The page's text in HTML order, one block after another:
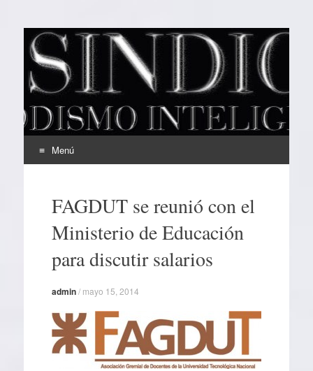
EL SINDICAL
Periodismo Inteligente
Menú
contenidoFAGDUT se reunió con el
Ministerio de Educación
para discutir salarios
admin/ mayo 15, 2014